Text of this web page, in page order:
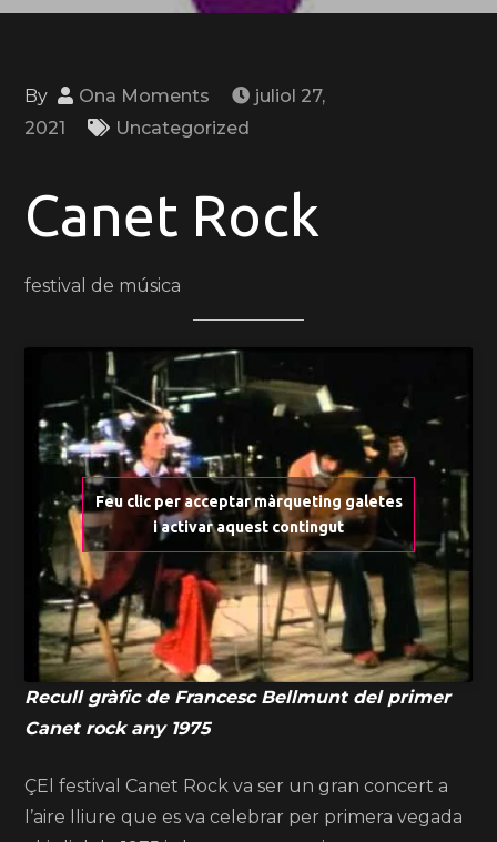
By Ona Moments
juliol 27,
2021
Uncategorized
Canet Rock
festival de música
Feu clic per acceptar màrqueting galetes
i activar aquest contingut
Recull gràfic de Francesc Bellmunt del primer
Canet rock any 1975
ÇEl festival Canet Rock va ser un gran concert a
l’aire lliure que es va celebrar per primera vegada